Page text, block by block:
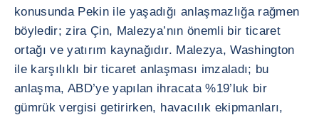
konusunda Pekin ile yaşadığı anlaşmazlığa rağmen
böyledir; zira Çin, Malezya’nın önemli bir ticaret
ortağı ve yatırım kaynağıdır. Malezya, Washington
ile karşılıklı bir ticaret anlaşması imzaladı; bu
anlaşma, ABD’ye yapılan ihracata %19’luk bir
gümrük vergisi getirirken, havacılık ekipmanları,